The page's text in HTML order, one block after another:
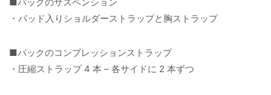
・パッド入りショルダーストラップと胸ストラップ
■パックのコンプレッションストラップ
・圧縮ストラップ 4 本 – 各サイドに 2 本ずつ